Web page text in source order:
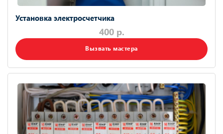
Установка электросчетчика
400 р.
Вызвать мастера